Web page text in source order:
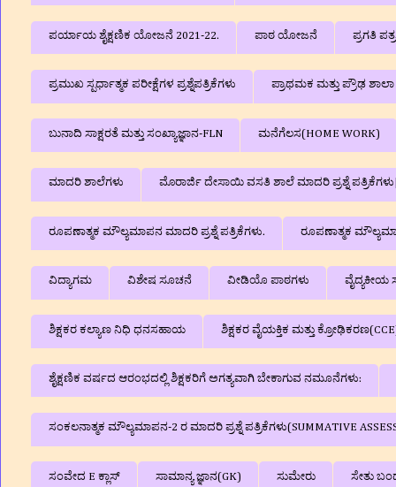
ಪರ್ಯಾಯ ಶೈಕ್ಷಣಿಕ ಯೋಜನೆ 2021-22. ಪಾಠ ಯೋಜನೆ ಪ್ರಗತಿ
ಪ್ರಮುಖ ಸ್ಪರ್ಧಾತ್ಮಕ ಪರೀಕ್ಷೆಗಳ ಪ್ರಶ್ನೆಪತ್ರಿಕೆಗಳು ಪ್ರಾಥಮಕ ಮತ್ತು ಪ್ರೌಢ ಶಾಲಾ
ಬುನಾದಿ ಸಾಕ್ಷರತೆ ಮತ್ತು ಸಂಖ್ಯಾಜ್ಞಾನ-FLN ಮನೆಗೆಲಸ(HOME WORK)
ಮಾದರಿ ಶಾಲೆಗಳು ಮೊರಾರ್ಜಿ ದೇಸಾಯಿ ವಸತಿ ಶಾಲೆ ಮಾದರಿ ಪ್ರಶ್ನೆ
ರೂಪಣಾತ್ಮಕ ಮೌಲ್ಯಮಾಪನ ಮಾದರಿ ಪ್ರಶ್ನೆ ಪತ್ರಿಕೆಗಳು. ರೂಪಣಾತ್ಮಕ
ವಿದ್ಯಾಗಮ ವಿಶೇಷ ಸೂಚನೆ ವೀಡಿಯೊ ಪಾಠಗಳು ವೈದ್ಯಕೀಯ
ಶಿಕ್ಷಕರ ಕಲ್ಯಾಣ ನಿಧಿ ಧನಸಹಾಯ ಶಿಕ್ಷಕರ ವೈಯಕ್ತಿಕ ಮತ್ತು
ಶೈಕ್ಷಣಿಕ ವರ್ಷದ ಆರಂಭದಲ್ಲಿ ಶಿಕ್ಷಕರಿಗೆ ಅಗತ್ಯವಾಗಿ ಬೇಕಾಗುವ ನಮೂನೆಗಳು:
ಸಂಕಲನಾತ್ಮಕ ಮೌಲ್ಯಮಾಪನ-2 ರ ಮಾದರಿ ಪ್ರಶ್ನೆ ಪತ್ರಿಕೆಗಳು(SUMMATIVE
ಸಂವೇದ E ಕ್ಲಾಸ್ ಸಾಮಾನ್ಯ ಜ್ಞಾನ(GK) ಸುಮೇರು ಸೇತು